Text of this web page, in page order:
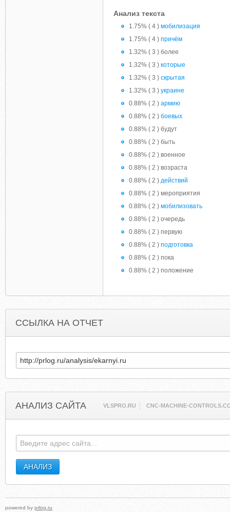
Анализ текста
1.75% ( 4 ) мобилизация
1.75% ( 4 ) причём
1.32% ( 3 ) более
1.32% ( 3 ) которые
1.32% ( 3 ) скрытая
1.32% ( 3 ) украине
0.88% ( 2 ) армию
0.88% ( 2 ) боевых
0.88% ( 2 ) будут
0.88% ( 2 ) быть
0.88% ( 2 ) военное
0.88% ( 2 ) возраста
0.88% ( 2 ) действий
0.88% ( 2 ) мероприятия
0.88% ( 2 ) мобилизовать
0.88% ( 2 ) очередь
0.88% ( 2 ) первую
0.88% ( 2 ) подготовка
0.88% ( 2 ) пока
0.88% ( 2 ) положение
ССЫЛКА НА ОТЧЕТ
АНАЛИЗ САЙТА VLSPRO.RU CNC-MACHINE-
powered by prlog.ru